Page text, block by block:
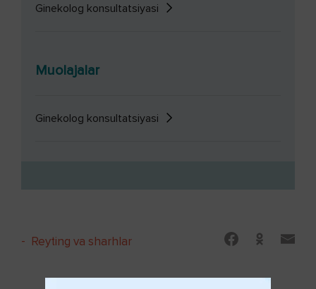
Ginekolog konsultatsiyasi
Muolajalar
Ginekolog konsultatsiyasi
- Reyting va sharhlar